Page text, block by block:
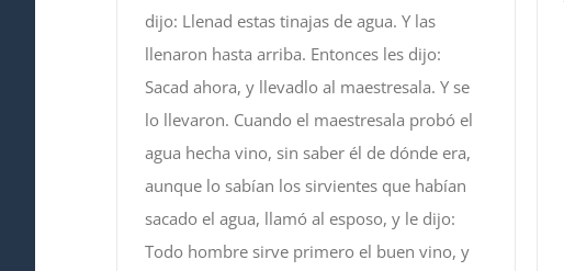
dijo: Llenad estas tinajas de agua. Y las
llenaron hasta arriba. Entonces les dijo:
Sacad ahora, y llevadlo al maestresala. Y se
lo llevaron. Cuando el maestresala probó el
agua hecha vino, sin saber él de dónde era,
aunque lo sabían los sirvientes que habían
sacado el agua, llamó al esposo, y le dijo:
Todo hombre sirve primero el buen vino, y